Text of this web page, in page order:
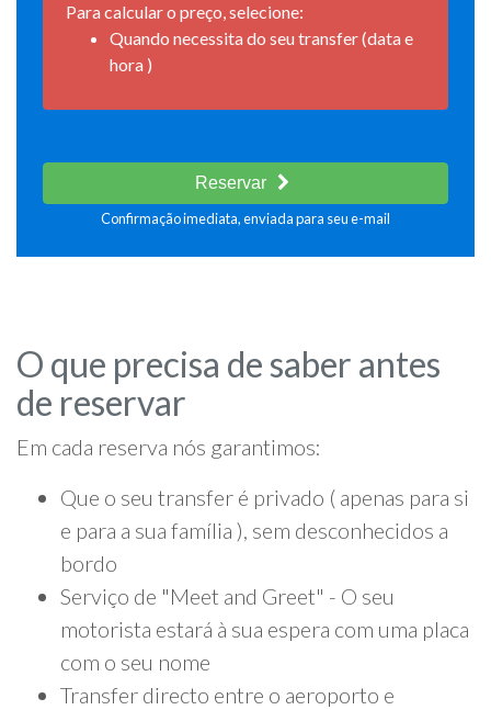
Para calcular o preço, selecione:
Quando necessita do seu transfer (data e
hora )
Reservar
Confirmação imediata, enviada para seu e-mail
O que precisa de saber antes
de reservar
Em cada reserva nós garantimos:
Que o seu transfer é privado ( apenas para si
e para a sua família ), sem desconhecidos a
bordo
Serviço de "Meet and Greet" - O seu
motorista estará à sua espera com uma placa
com o seu nome
Transfer directo entre o aeroporto e